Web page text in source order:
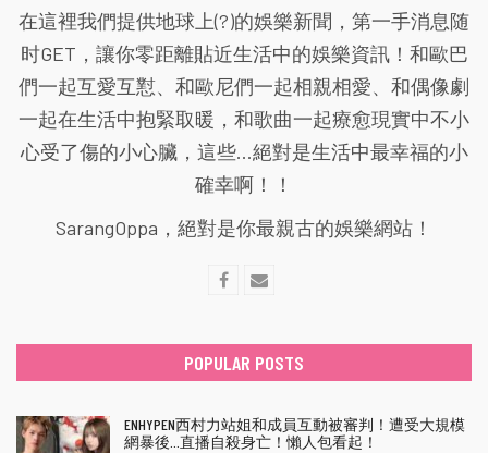
在這裡我們提供地球上(?)的娛樂新聞，第一手消息随
时GET，讓你零距離貼近生活中的娛樂資訊！和歐巴
們一起互愛互懟、和歐尼們一起相親相愛、和偶像劇
一起在生活中抱緊取暖，和歌曲一起療愈現實中不小
心受了傷的小心臟，這些...絕對是生活中最幸福的小
確幸啊！！
SarangOppa，絕對是你最親古的娛樂網站！
POPULAR POSTS
ENHYPEN西村力站姐和成員互動被審判！遭受大規模
網暴後…直播自殺身亡！懶人包看起！